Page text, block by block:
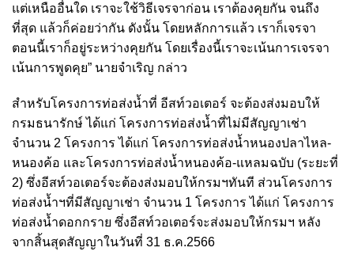
แต่เหนืออื่นใด เราจะใช้วิธีเจรจาก่อน เราต้องคุยกัน จนถึง
ที่สุด แล้วก็ค่อยว่ากัน ดังนั้น โดยหลักการแล้ว เราก็เจรจา
ตอนนี้เราก็อยู่ระหว่างคุยกัน โดยเรื่องนี้เราจะเน้นการเจรจา
เน้นการพูดคุย” นายจำเริญ กล่าว
สำหรับโครงการท่อส่งน้ำที่ อีสท์วอเตอร์ จะต้องส่งมอบให้
กรมธนารักษ์ ได้แก่ โครงการท่อส่งน้ำที่ไม่มีสัญญาเช่า
จำนวน 2 โครงการ ได้แก่ โครงการท่อส่งน้ำหนองปลาไหล-
หนองค้อ และโครงการท่อส่งน้ำหนองค้อ-แหลมฉบับ (ระยะที่
2) ซึ่งอีสท์วอเตอร์จะต้องส่งมอบให้กรมฯทันที ส่วนโครงการ
ท่อส่งน้ำฯที่มีสัญญาเช่า จำนวน 1 โครงการ ได้แก่ โครงการ
ท่อส่งน้ำดอกกราย ซึ่งอีสท์วอเตอร์จะส่งมอบให้กรมฯ หลัง
จากสิ้นสุดสัญญาในวันที่ 31 ธ.ค.2566